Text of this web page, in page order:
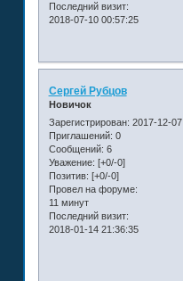
Последний визит:
2018-07-10 00:57:25
Сергей Рубцов
Новичок
Зарегистрирован: 2017-12-07
Приглашений: 0
Сообщений: 6
Уважение: [+0/-0]
Позитив: [+0/-0]
Провел на форуме:
11 минут
Последний визит:
2018-01-14 21:36:35